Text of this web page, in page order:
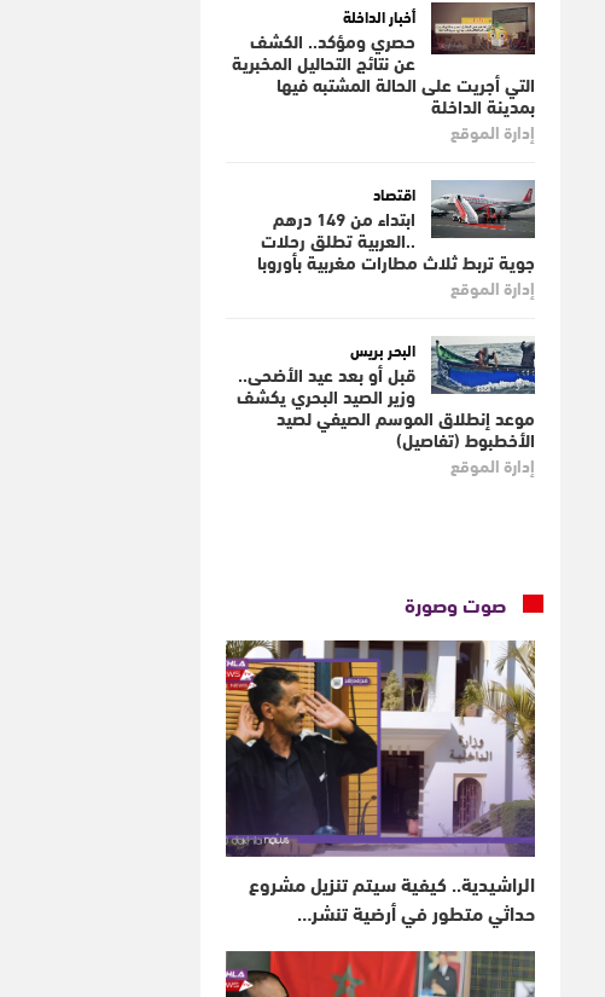
أخبار الداخلة
حصري ومؤكد.. الكشف
عن نتائج التحاليل المخبرية
التي أجريت على الحالة المشتبه فيها
بمدينة الداخلة
إدارة الموقع
اقتصاد
ابتداء من 149 درهم
..العربية تطلق رحلات
جوية تربط ثلاث مطارات مغربية بأوروبا
إدارة الموقع
البحر بريس
قبل أو بعد عيد الأضحى..
وزير الصيد البحري يكشف
موعد إنطلاق الموسم الصيفي لصيد
الأخطبوط (تفاصيل)
إدارة الموقع
صوت وصورة
الراشيدية.. كيفية سيتم تنزيل مشروع
حداثي متطور في أرضية تنشر…